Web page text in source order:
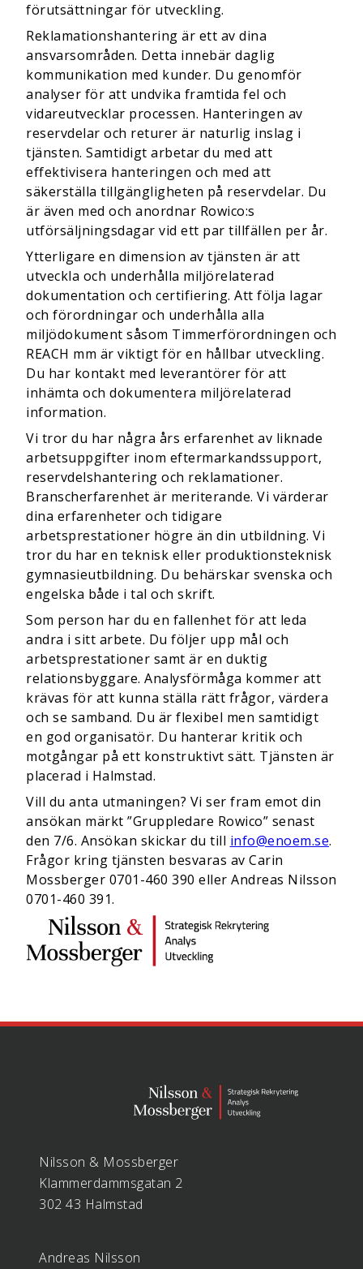
förutsättningar för utveckling.
Reklamationshantering är ett av dina
ansvarsområden. Detta innebär daglig
kommunikation med kunder. Du genomför
analyser för att undvika framtida fel och
vidareutvecklar processen. Hanteringen av
reservdelar och returer är naturlig inslag i
tjänsten. Samtidigt arbetar du med att
effektivisera hanteringen och med att
säkerställa tillgängligheten på reservdelar. Du
är även med och anordnar Rowico:s
utförsäljningsdagar vid ett par tillfällen per år.
Ytterligare en dimension av tjänsten är att
utveckla och underhålla miljörelaterad
dokumentation och certifiering. Att följa lagar
och förordningar och underhålla alla
miljödokument såsom Timmerförordningen och
REACH mm är viktigt för en hållbar utveckling.
Du har kontakt med leverantörer för att
inhämta och dokumentera miljörelaterad
information.
Vi tror du har några års erfarenhet av liknade
arbetsuppgifter inom eftermarkandssupport,
reservdelshantering och reklamationer.
Branscherfarenhet är meriterande. Vi värderar
dina erfarenheter och tidigare
arbetsprestationer högre än din utbildning. Vi
tror du har en teknisk eller produktionsteknisk
gymnasieutbildning. Du behärskar svenska och
engelska både i tal och skrift.
Som person har du en fallenhet för att leda
andra i sitt arbete. Du följer upp mål och
arbetsprestationer samt är en duktig
relationsbyggare. Analysförmåga kommer att
krävas för att kunna ställa rätt frågor, värdera
och se samband. Du är flexibel men samtidigt
en god organisatör. Du hanterar kritik och
motgångar på ett konstruktivt sätt. Tjänsten är
placerad i Halmstad.
Vill du anta utmaningen? Vi ser fram emot din
ansökan märkt ”Gruppledare Rowico” senast
den 7/6. Ansökan skickar du till info@enoem.se.
Frågor kring tjänsten besvaras av Carin
Mossberger 0701-460 390 eller Andreas Nilsson
0701-460 391.
Nilsson & Mossberger
Klammerdammsgatan 2
302 43 Halmstad
Andreas Nilsson